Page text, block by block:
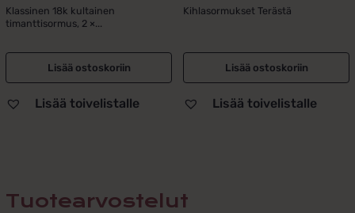
hinta
oli:
795,00 €.
hinta
on:
590,00 €.
Klassinen 18k kultainen
timanttisormus, 2 ×...
Lisää ostoskoriin
Lisää toivelistalle
hinta
75,00 €.
hinta
35,00 €.
Kihlasormukset Terästä
Lisää ostoskoriin
Lisää toivelistalle
Tuotearvostelut